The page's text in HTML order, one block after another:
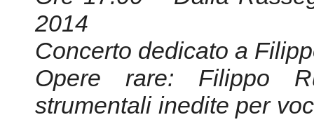
violoncello, archi e basso
Introduzione a cura di
Trasmissione in Live
Incontro promosso in